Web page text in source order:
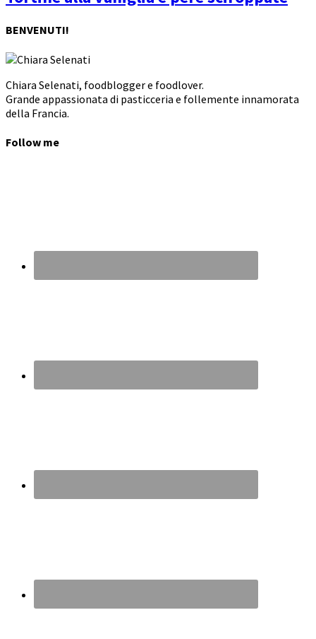
BENVENUTI!
Chiara Selenati, foodblogger e foodlover.
Grande appassionata di pasticceria e follemente innamorata
della Francia.
Follow me